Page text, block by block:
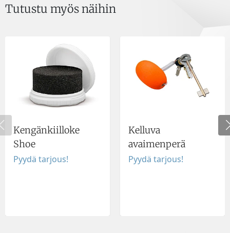
Tutustu myös näihin
Kengänkiilloke
Shoe
Pyydä tarjous!
Kelluva
avaimenperä
Pyydä tarjous!